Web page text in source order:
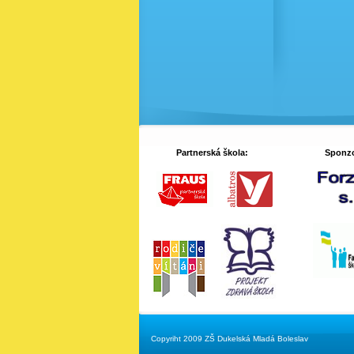
Partnerská škola:
Copyriht 2009 ZŠ Dukelská Mladá Boleslav